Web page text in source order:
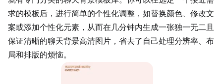
求的模板后，进行简单的个性化调整，如替换颜色、修改文
案或添加个性化元素，从而在几分钟内生成一张独一无二且
保证清晰的聊天背景高清图片，省去了自己处理分辨率、布
局和排版的烦恼。